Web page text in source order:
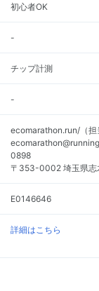
初心者OK
-
チップ計測
-
ecomarathon.run/（担
0898
〒353-0002 埼玉県志
E0146646
詳細はこちら